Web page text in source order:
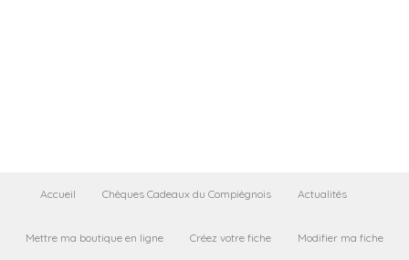
Accueil Chèques Cadeaux du Compiègnois Actualités
Mettre ma boutique en ligne Créez votre fiche Modifier ma fiche